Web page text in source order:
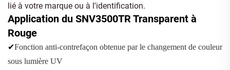
lié à votre marque ou à l'identification.
Application du SNV3500TR Transparent à
Rouge
✔Fonction anti-contrefaçon obtenue par le changement de couleur
sous lumière UV